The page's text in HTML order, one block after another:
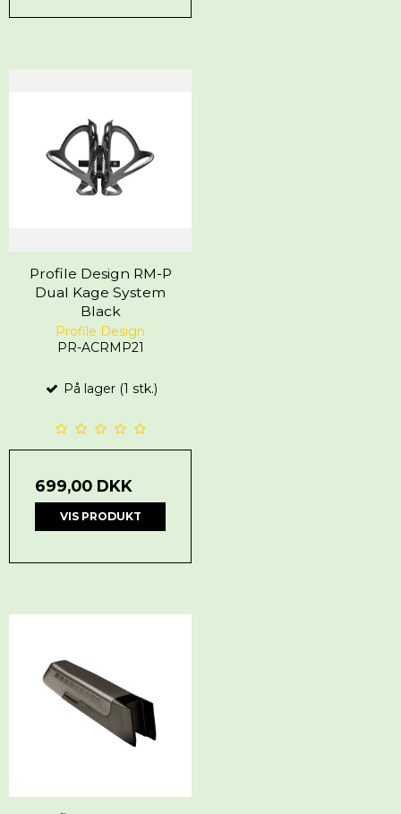
Profile Design RM-P
Dual Kage System
Black
Profile Design
PR-ACRMP21
På lager (1 stk.)
699,00 DKK
VIS PRODUKT